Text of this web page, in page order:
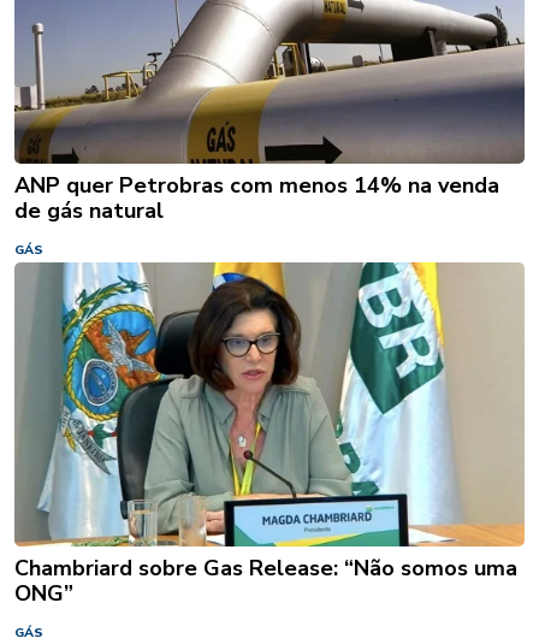
ANP quer Petrobras com menos 14% na venda
de gás natural
GÁS
Chambriard sobre Gas Release: “Não somos uma
ONG”
GÁS